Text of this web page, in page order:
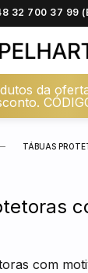
32 700 37 99
da
TÁBUAS
com